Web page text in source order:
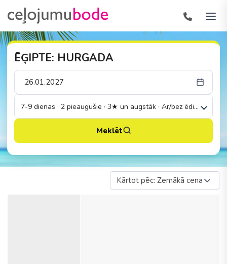
ĒĢIPTE: HURGADA
7-9 dienas · 2 pieaugušie · 3★ un augstāk · Ar/bez ēdināšanas
Meklēt
Kārtot pēc: Zemākā cena